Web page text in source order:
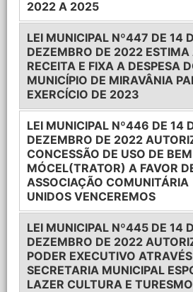
2022 A 2025
LEI MUNICIPAL Nº447 DE 14
DEZEMBRO DE 2022 ESTIMA
RECEITA E FIXA A DESPESA
MUNICÍPIO DE MIRAVÂNIA
EXERCÍCIO DE 2023
LEI MUNICIPAL Nº446 DE 14
DEZEMBRO DE 2022
CONCESSÃO DE USO DE BEM
MÓCEL(TRATOR) A FAVOR
ASSOCIAÇÃO COMUNITÁRIA
UNIDOS VENCEREMOS
LEI MUNICIPAL Nº445 DE 14
DEZEMBRO DE 2022
PODER EXECUTIVO
SECRETARIA MUNICIPAL
LAZER CULTURA E TURESMO